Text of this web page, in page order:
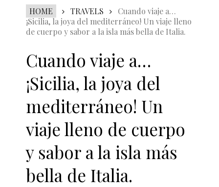
HOME TRAVELS
Cuando viaje a…
¡Sicilia, la joya del mediterráneo! Un viaje lleno
de cuerpo y sabor a la isla más bella de Italia.
Cuando viaje a…
¡Sicilia, la joya del
mediterráneo! Un
viaje lleno de cuerpo
y sabor a la isla más
bella de Italia.